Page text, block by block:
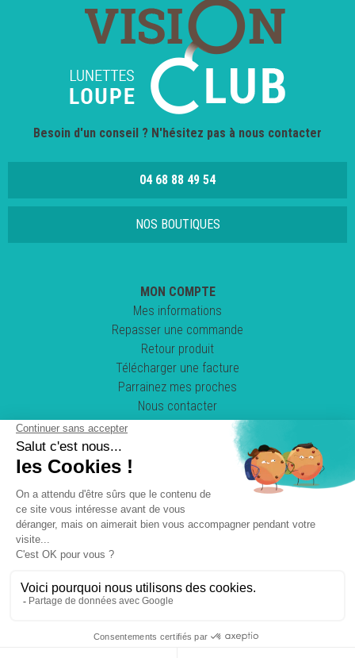
Besoin d'un conseil ? N'hésitez pas à nous contacter
04 68 88 49 54
NOS BOUTIQUES
MON COMPTE
Mes informations
Repasser une commande
Retour produit
Télécharger une facture
Parrainez mes proches
Nous contacter